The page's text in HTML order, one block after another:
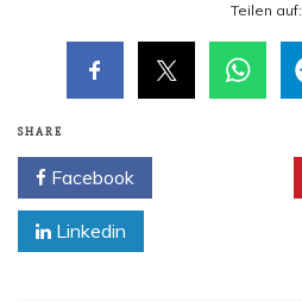
Tei­len auf:
SHARE
Facebook
Linkedin